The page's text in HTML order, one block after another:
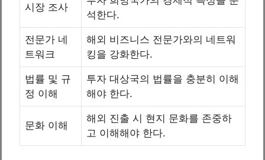
시장 조사
석한다.
전문가 네
트워크
해외 비즈니스 전문가와의 네트워
킹을 강화한다.
법률 및 규
정 이해
투자 대상국의 법률을 충분히 이해
해야 한다.
문화 이해
해외 진출 시 현지 문화를 존중하
고 이해해야 한다.